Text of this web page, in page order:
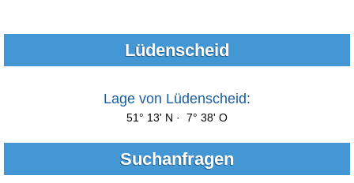
Lüdenscheid
Lage von Lüdenscheid:
51° 13' N · 7° 38' O
Suchanfragen